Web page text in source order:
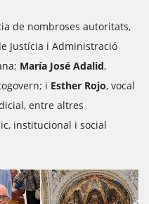
de nombroses autoritats,
Justícia i Administració
María José Adalid,
i Esther Rojo, vocal
entre altres
institucional i social